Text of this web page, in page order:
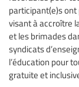
participant(e)s
visant à accroître
et les brimades
syndicats
l’éducation pour
gratuite et